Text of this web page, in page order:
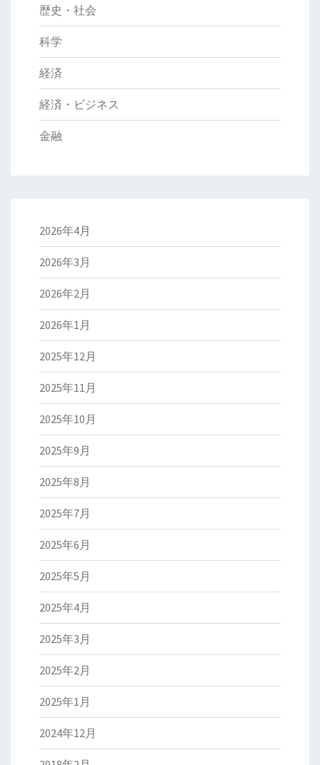
歴史・社会
科学
経済
経済・ビジネス
金融
2026年4月
2026年3月
2026年2月
2026年1月
2025年12月
2025年11月
2025年10月
2025年9月
2025年8月
2025年7月
2025年6月
2025年5月
2025年4月
2025年3月
2025年2月
2025年1月
2024年12月